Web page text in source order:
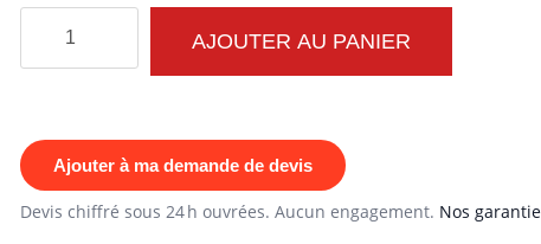
quantité
de
Podium
6m
AJOUTER AU PANIER
Ajouter à ma demande de devis
Devis chiffré sous 24 h ouvrées. Aucun engagement. Nos